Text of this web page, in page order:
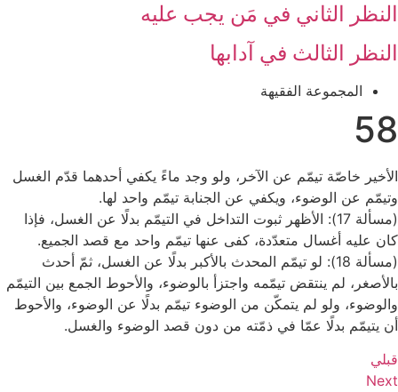
النظر الثاني ‏في مَن يجب عليه‏
النظر الثالث ‏في آدابها
المجموعة الفقيهة
58
الأخير خاصّة تيمّم عن الآخر، ولو وجد ماءً يكفي أحدهما قدّم الغسل
وتيمّم عن الوضوء، ويكفي عن الجنابة تيمّم واحد لها.
(مسألة 17): الأظهر ثبوت التداخل في التيمّم بدلًا عن الغسل، فإذا
كان عليه أغسال متعدّدة، كفى عنها تيمّم واحد مع قصد الجميع.
(مسألة 18): لو تيمّم المحدث بالأكبر بدلًا عن الغسل، ثمّ أحدث
بالأصغر، لم ينتقض تيمّمه واجتزأ بالوضوء، والأحوط الجمع بين التيمّم
والوضوء، ولو لم يتمكّن من الوضوء تيمّم بدلًا عن الوضوء، والأحوط
أن يتيمّم بدلًا عمّا في ذمّته من دون قصد الوضوء والغسل.
قبلي